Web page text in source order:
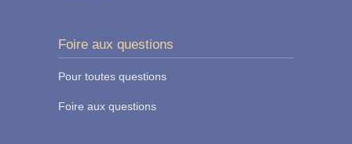
Foire aux questions
Pour toutes questions
Foire aux questions